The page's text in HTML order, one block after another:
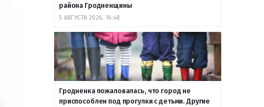
района Гродненщины
5 АВГУСТА 2026, 16:48
Гродненка пожаловалась, что город не
приспособлен под прогулки с детьми. Другие